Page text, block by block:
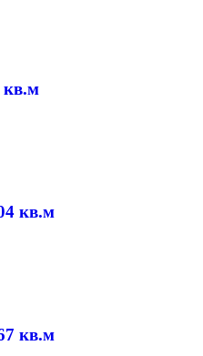
кв.м
кв.м
кв.м